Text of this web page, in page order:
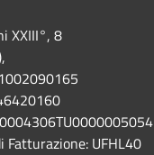
XXIII°, 8
Fatturazione: UFHL40